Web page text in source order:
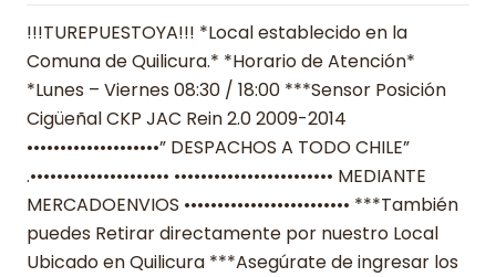
!!!TUREPUESTOYA!!! *Local establecido en la
Comuna de Quilicura.* *Horario de Atención*
*Lunes – Viernes 08:30 / 18:00 ***Sensor Posición
Cigüeñal CKP JAC Rein 2.0 2009-2014
••••••••••••••••••••” DESPACHOS A TODO CHILE”
.••••••••••••••••••••• •••••••••••••••••••••••• MEDIANTE
MERCADOENVIOS ••••••••••••••••••••••••• ***También
puedes Retirar directamente por nuestro Local
Ubicado en Quilicura ***Asegúrate de ingresar los